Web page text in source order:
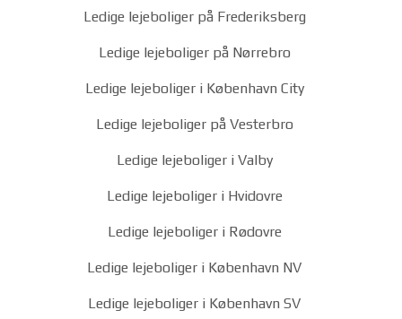
Ledige lejeboliger på Frederiksberg
Ledige lejeboliger på Nørrebro
Ledige lejeboliger i København City
Ledige lejeboliger på Vesterbro
Ledige lejeboliger i Valby
Ledige lejeboliger i Hvidovre
Ledige lejeboliger i Rødovre
Ledige lejeboliger i København NV
Ledige lejeboliger i København SV